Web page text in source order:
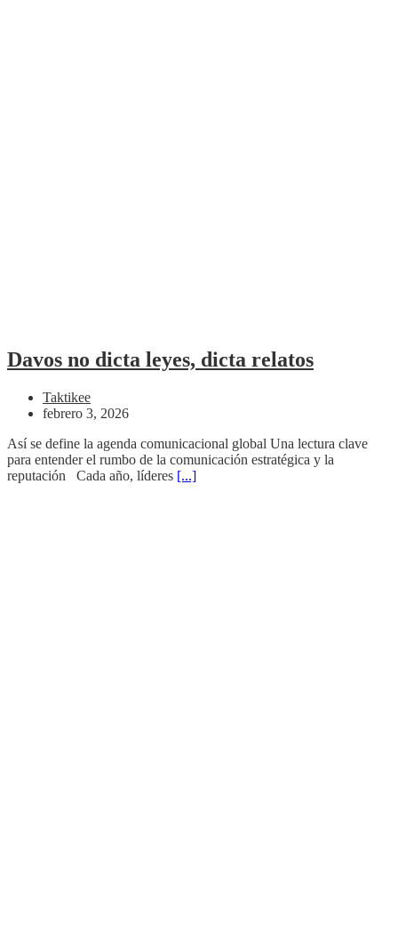
Davos no dicta leyes, dicta relatos
Taktikee
febrero 3, 2026
Así se define la agenda comunicacional global Una lectura clave
para entender el rumbo de la comunicación estratégica y la
reputación Cada año, líderes [...]